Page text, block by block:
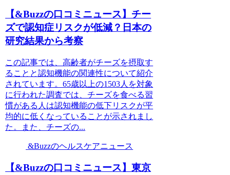
【&Buzzの口コミニュース】チー
ズで認知症リスクが低減？日本の
研究結果から考察
この記事では、高齢者がチーズを摂取す
ることと認知機能の関連性について紹介
されています。65歳以上の1503人を対象
に行われた調査では、チーズを食べる習
慣がある人は認知機能の低下リスクが平
均的に低くなっていることが示されまし
た。また、チーズの...
&Buzzのヘルスケアニュース
【&Buzzの口コミニュース】東京